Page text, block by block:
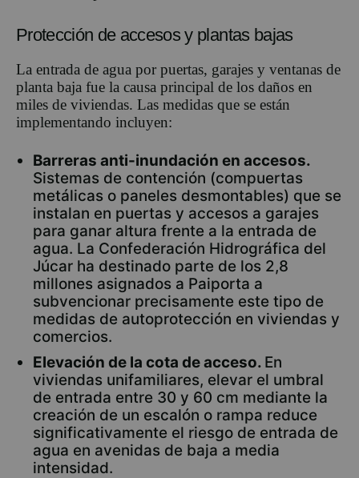
Protección de accesos y plantas bajas
La entrada de agua por puertas, garajes y ventanas de
planta baja fue la causa principal de los daños en
miles de viviendas. Las medidas que se están
implementando incluyen:
Barreras anti-inundación en accesos.
Sistemas de contención (compuertas
metálicas o paneles desmontables) que se
instalan en puertas y accesos a garajes
para ganar altura frente a la entrada de
agua. La Confederación Hidrográfica del
Júcar ha destinado parte de los 2,8
millones asignados a Paiporta a
subvencionar precisamente este tipo de
medidas de autoprotección en viviendas y
comercios.
Elevación de la cota de acceso. En
viviendas unifamiliares, elevar el umbral
de entrada entre 30 y 60 cm mediante la
creación de un escalón o rampa reduce
significativamente el riesgo de entrada de
agua en avenidas de baja a media
intensidad.